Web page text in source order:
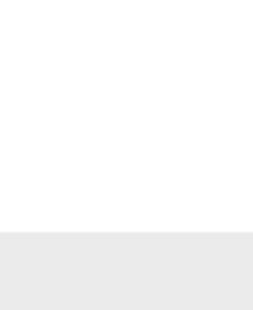
du site,
site internet.